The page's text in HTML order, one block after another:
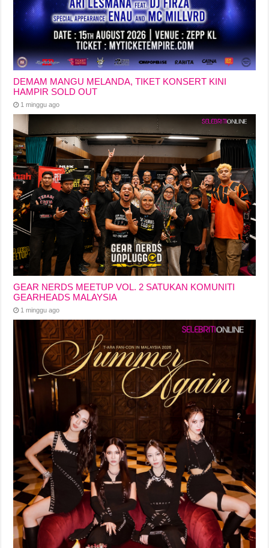
DEMAM MANGU MELANDA, TIKET KONSERT KINI
HAMPIR SOLD OUT
1 minggu ago
GEAR NERDS MEETUP VOL. 2 SATUKAN KOMUNITI
GEARHEADS MALAYSIA
1 minggu ago